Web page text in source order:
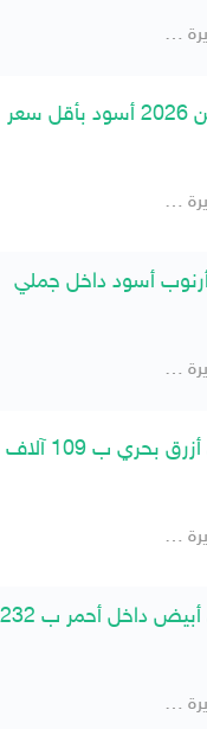
شركة الجزيرة -جارالله-
شركة الجزيرة -جارالله-
شركة الجزيرة -جارالله-
شركة الجزيرة -جارالله-
شركة الجزيرة -جارالله-